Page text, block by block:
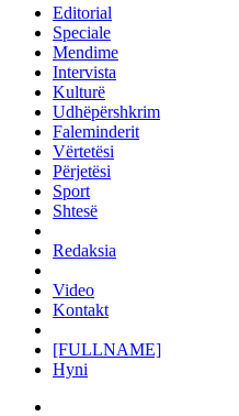
Editorial
Speciale
Mendime
Intervista
Kulturë
Udhëpërshkrim
Faleminderit
Vërtetësi
Përjetësi
Sport
Shtesë
Redaksia
Video
Kontakt
[FULLNAME]
Hyni